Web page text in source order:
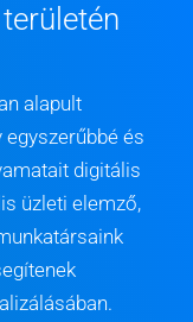
alapult
és
digitális
üzleti elemző,